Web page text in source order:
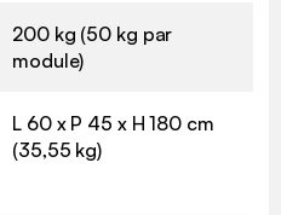
200 kg (50 kg par
module)
L 60 x P 45 x H 180 cm
(35,55 kg)